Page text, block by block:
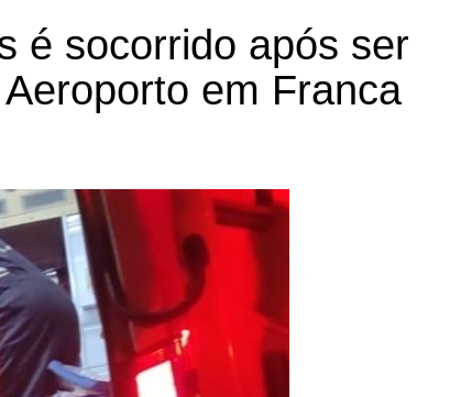
é socorrido após ser
em Franca